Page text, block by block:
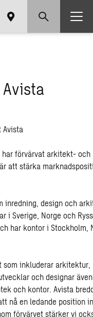
Avista
har förvärvat arkitekt- och
att stärka
inredning, design och
i Sverige, Norge och
har kontor i Stockholm,
som inkluderar arkitektur,
och designar
och kontor. Avista
nå en ledande position
förvärvet stärker vi